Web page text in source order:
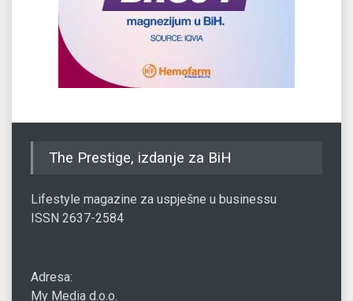
The Prestige, izdanje za BiH
Lifestyle magazine za uspješne u businessu
ISSN 2637-2584
Adresa:
My Media d.o.o.